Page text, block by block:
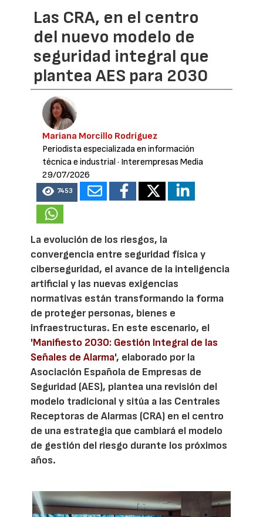
Las CRA, en el centro
del nuevo modelo de
seguridad integral que
plantea AES para 2030
Mariana Morcillo Rodríguez
Periodista especializada en información
técnica e industrial· Interempresas Media
29/07/2026
7453
La evolución de los riesgos, la
convergencia entre seguridad física y
ciberseguridad, el avance de la inteligencia
artificial y las nuevas exigencias
normativas están transformando la forma
de proteger personas, bienes e
infraestructuras. En este escenario, el
'Manifiesto 2030: Gestión Integral de las
Señales de Alarma', elaborado por la
Asociación Española de Empresas de
Seguridad (AES), plantea una revisión del
modelo tradicional y sitúa a las Centrales
Receptoras de Alarmas (CRA) en el centro
de una estrategia que cambiará el modelo
de gestión del riesgo durante los próximos
años.